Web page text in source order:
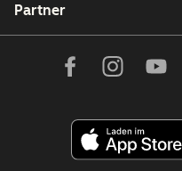
Partner